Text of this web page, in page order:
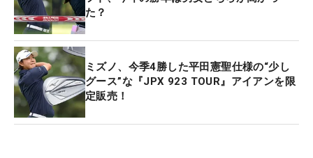
た？
ミズノ、今季4勝した平田憲聖仕様の“少し
グース”な『JPX 923 TOUR』アイアンを限
定販売！